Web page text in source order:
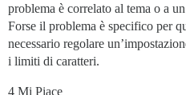
problema è correlato al tema o a
Forse il problema è specifico per
necessario regolare
i limiti di caratteri.
4 Mi Piace